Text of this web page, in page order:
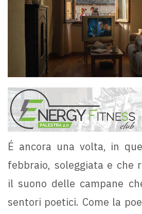
É ancora una volta, in
febbraio, soleggiata e che
il suono delle campane
sentori poetici. Come la